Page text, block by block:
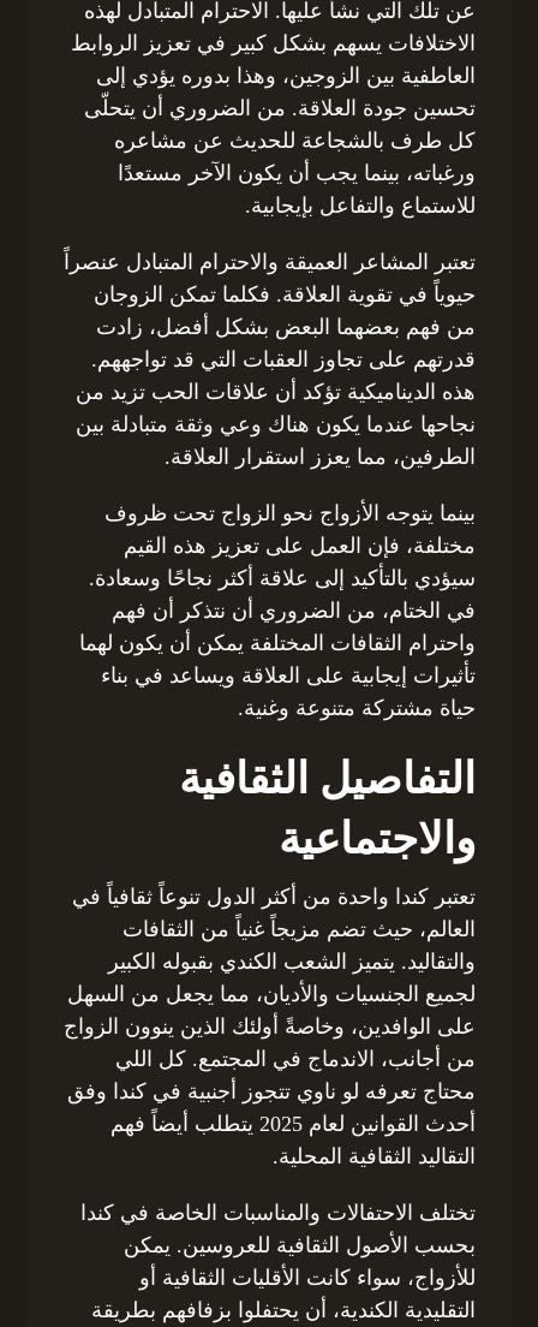
عن تلك التي نشأ عليها. الاحترام المتبادل لهذه
الاختلافات يسهم بشكل كبير في تعزيز الروابط
العاطفية بين الزوجين، وهذا بدوره يؤدي إلى
تحسين جودة العلاقة. من الضروري أن يتحلّى
كل طرف بالشجاعة للحديث عن مشاعره
ورغباته، بينما يجب أن يكون الآخر مستعدًا
للاستماع والتفاعل بإيجابية.
تعتبر المشاعر العميقة والاحترام المتبادل عنصراً
حيوياً في تقوية العلاقة. فكلما تمكن الزوجان
من فهم بعضهما البعض بشكل أفضل، زادت
قدرتهم على تجاوز العقبات التي قد تواجههم.
هذه الديناميكية تؤكد أن علاقات الحب تزيد من
نجاحها عندما يكون هناك وعي وثقة متبادلة بين
الطرفين، مما يعزز استقرار العلاقة.
بينما يتوجه الأزواج نحو الزواج تحت ظروف
مختلفة، فإن العمل على تعزيز هذه القيم
سيؤدي بالتأكيد إلى علاقة أكثر نجاحًا وسعادة.
في الختام، من الضروري أن نتذكر أن فهم
واحترام الثقافات المختلفة يمكن أن يكون لهما
تأثيرات إيجابية على العلاقة ويساعد في بناء
حياة مشتركة متنوعة وغنية.
التفاصيل الثقافية
والاجتماعية
تعتبر كندا واحدة من أكثر الدول تنوعاً ثقافياً في
العالم، حيث تضم مزيجاً غنياً من الثقافات
والتقاليد. يتميز الشعب الكندي بقبوله الكبير
لجميع الجنسيات والأديان، مما يجعل من السهل
على الوافدين، وخاصةً أولئك الذين ينوون الزواج
من أجانب، الاندماج في المجتمع. كل اللي
محتاج تعرفه لو ناوي تتجوز أجنبية في كندا وفق
أحدث القوانين لعام 2025 يتطلب أيضاً فهم
التقاليد الثقافية المحلية.
تختلف الاحتفالات والمناسبات الخاصة في كندا
بحسب الأصول الثقافية للعروسين. يمكن
للأزواج، سواء كانت الأقليات الثقافية أو
التقليدية الكندية، أن يحتفلوا بزفافهم بطريقة